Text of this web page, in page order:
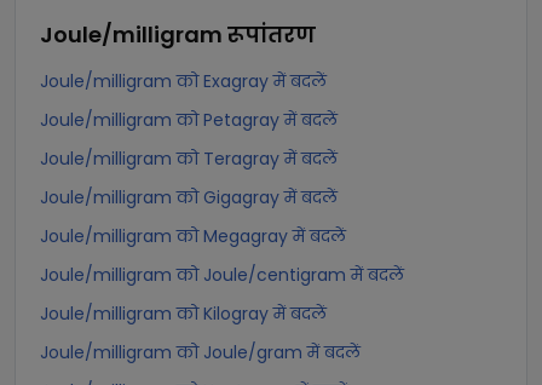
Joule/milligram रूपांतरण
Joule/milligram को Exagray में बदलें
Joule/milligram को Petagray में बदलें
Joule/milligram को Teragray में बदलें
Joule/milligram को Gigagray में बदलें
Joule/milligram को Megagray में बदलें
Joule/milligram को Joule/centigram में बदलें
Joule/milligram को Kilogray में बदलें
Joule/milligram को Joule/gram में बदलें